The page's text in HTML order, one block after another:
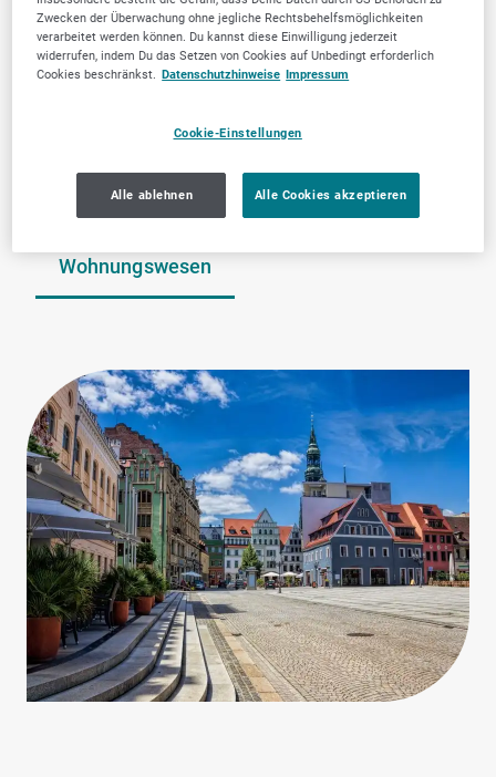
Zwickau
Wohnungswesen
Zahnärztliche
Zwecken der Überwachung ohne jegliche Rechtsbehelfsmöglichkeiten
verarbeitet werden können. Du kannst diese Einwilligung jederzeit
widerrufen, indem Du das Setzen von Cookies auf Unbedingt erforderlich
Cookies beschränkst. Datenschutzhinweise Impressum
Cookie-Einstellungen
Alle ablehnen Alle Cookies akzeptieren